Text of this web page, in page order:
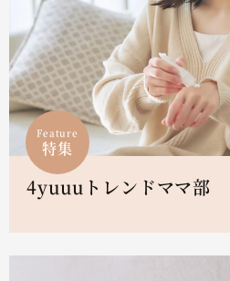
Feature
特集
4yuuuトレンドママ部